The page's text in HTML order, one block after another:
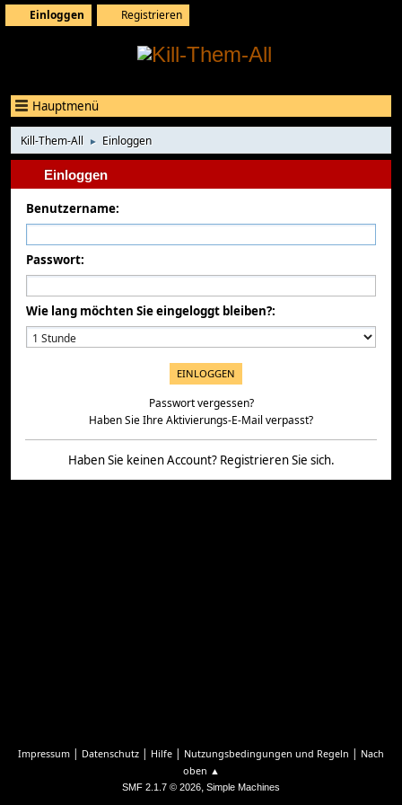
Einloggen Registrieren
Hauptmenü
Kill-Them-All ► Einloggen
Einloggen
Benutzername:
Passwort:
Wie lang möchten Sie eingeloggt bleiben?:
Passwort vergessen?
Haben Sie Ihre Aktivierungs-E-Mail verpasst?
Haben Sie keinen Account? Registrieren Sie sich.
Impressum | Datenschutz | Hilfe | Nutzungsbedingungen und Regeln | Nach
oben ▲
SMF 2.1.7 © 2026, Simple Machines